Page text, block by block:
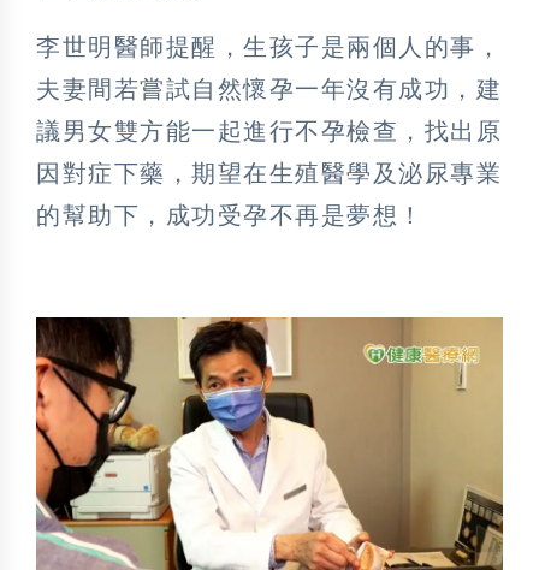
李世明醫師提醒，生孩子是兩個人的事，
夫妻間若嘗試自然懷孕一年沒有成功，建
議男女雙方能一起進行不孕檢查，找出原
因對症下藥，期望在生殖醫學及泌尿專業
的幫助下，成功受孕不再是夢想！